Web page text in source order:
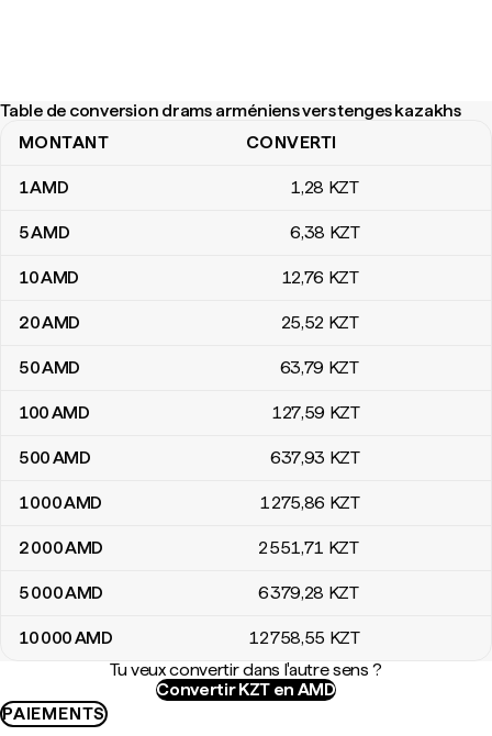
Table de conversion drams arméniens vers tenges kazakhs
Table de conversion drams arméniens vers tenges kazakhs
MONTANT CONVERTI
1AMD 1,28 KZT
5AMD 6,38 KZT
10AMD 12,76 KZT
20AMD 25,52 KZT
50AMD 63,79 KZT
100AMD 127,59 KZT
500AMD 637,93 KZT
1 000AMD 1 275,86 KZT
2 000AMD 2 551,71 KZT
5 000AMD 6 379,28 KZT
10 000AMD 12 758,55 KZT
Tu veux convertir dans l'autre sens ?
Convertir KZT en AMD
PAIEMENTS